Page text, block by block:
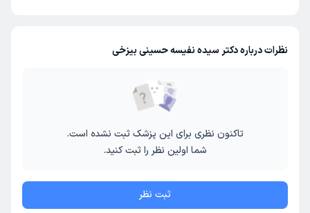
نظرات درباره دکتر سیده نفیسه حسینی بیزخی
تاکنون نظری برای این پزشک ثبت نشده است.
شما اولین نظر را ثبت کنید.
ثبت نظر